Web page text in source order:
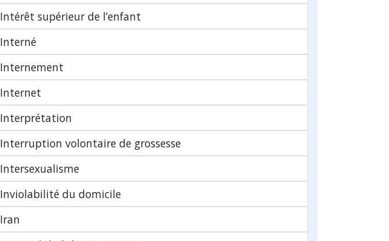
Intérêt supérieur de l’enfant
Interné
Internement
Internet
Interprétation
Interruption volontaire de grossesse
Intersexualisme
Inviolabilité du domicile
Iran